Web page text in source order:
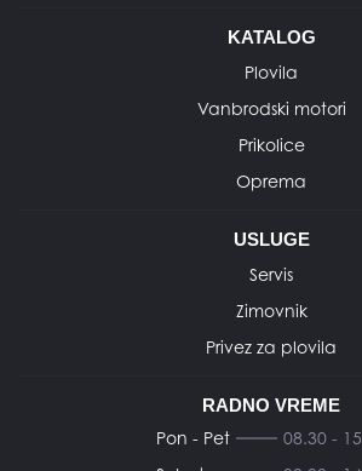
KATALOG
Plovila
Vanbrodski motori
Prikolice
Oprema
USLUGE
Servis
Zimovnik
Privez za plovila
RADNO VREME
Pon - Pet
08.30 -